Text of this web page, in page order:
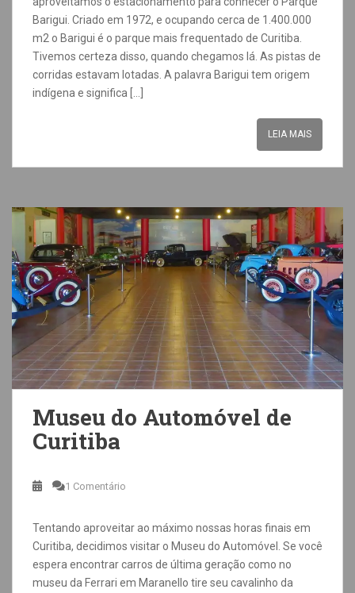
Barigui. Criado em 1972, e ocupando cerca de 1.400.000
m2 o Barigui é o parque mais frequentado de Curitiba.
Tivemos certeza disso, quando chegamos lá. As pistas de
corridas estavam lotadas. A palavra Barigui tem origem
indígena e significa […]
LEIA MAIS
Museu do Automóvel de
Curitiba
1 Comentário
Tentando aproveitar ao máximo nossas horas finais em
Curitiba, decidimos visitar o Museu do Automóvel. Se você
espera encontrar carros de última geração como no
museu da Ferrari em Maranello tire seu cavalinho da